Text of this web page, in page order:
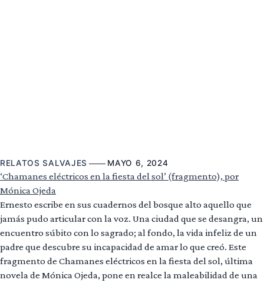
RELATOS SALVAJES MAYO 6, 2024
‘Chamanes eléctricos en la fiesta del sol’ (fragmento), por
Mónica Ojeda
Ernesto escribe en sus cuadernos del bosque alto aquello que
jamás pudo articular con la voz. Una ciudad que se desangra, un
encuentro súbito con lo sagrado; al fondo, la vida infeliz de un
padre que descubre su incapacidad de amar lo que creó. Este
fragmento de Chamanes eléctricos en la fiesta del sol, última
novela de Mónica Ojeda, pone en realce la maleabilidad de una